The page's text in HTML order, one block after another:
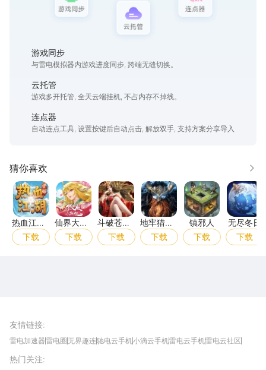
游戏同步
与雷电模拟器内游戏进度同步, 跨端无缝切换。
云托管
游戏多开托管, 全天云端挂机, 不占内存不掉线。
连点器
自动连点工具, 设置按键后自动点击, 解放双手, 支持方案分享导入
猜你喜欢
更多
热血江湖：觉醒
热血江
湖：觉醒
下载
仙界大掌门
仙界大掌
门
下载
斗破苍穹：斗帝之路
斗破苍
穹：斗帝
之路
下载
地牢猎手6
地牢猎手
6
下载
镇邪人
镇邪人
下载
无尽
无尽冬日
下载
友情链接:
雷电加速器雷电圈无界趣连驰电云手机小滴云手机雷电云手机雷电云社区
我爱vr网华军软件园
热门关注: